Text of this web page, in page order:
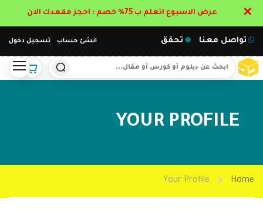
انشئ حساب تسجيل دخول تواصل معنا تحقق
YOUR PROFILE
Home
Your Profile
عرض الاسبوع اتعلم ب 75% خصم : احجز مقعدك الان ✕